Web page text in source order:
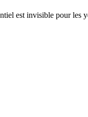
est invisible pour les